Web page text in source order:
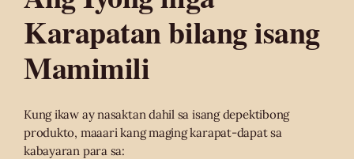
Karapatan bilang isang
Mamimili
Kung ikaw ay nasaktan dahil sa isang depektibong
produkto, maaari kang maging karapat-dapat sa
kabayaran para sa: